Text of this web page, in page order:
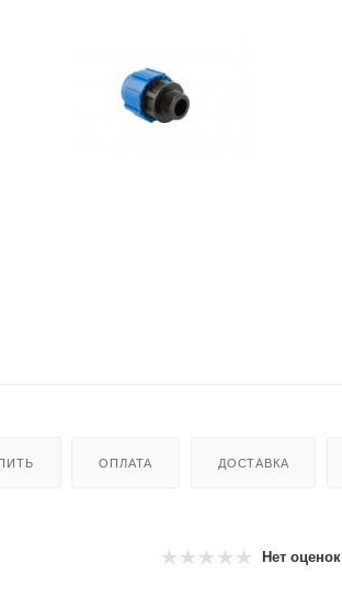
ОПЛАТА ДОСТАВКА
Нет оценок